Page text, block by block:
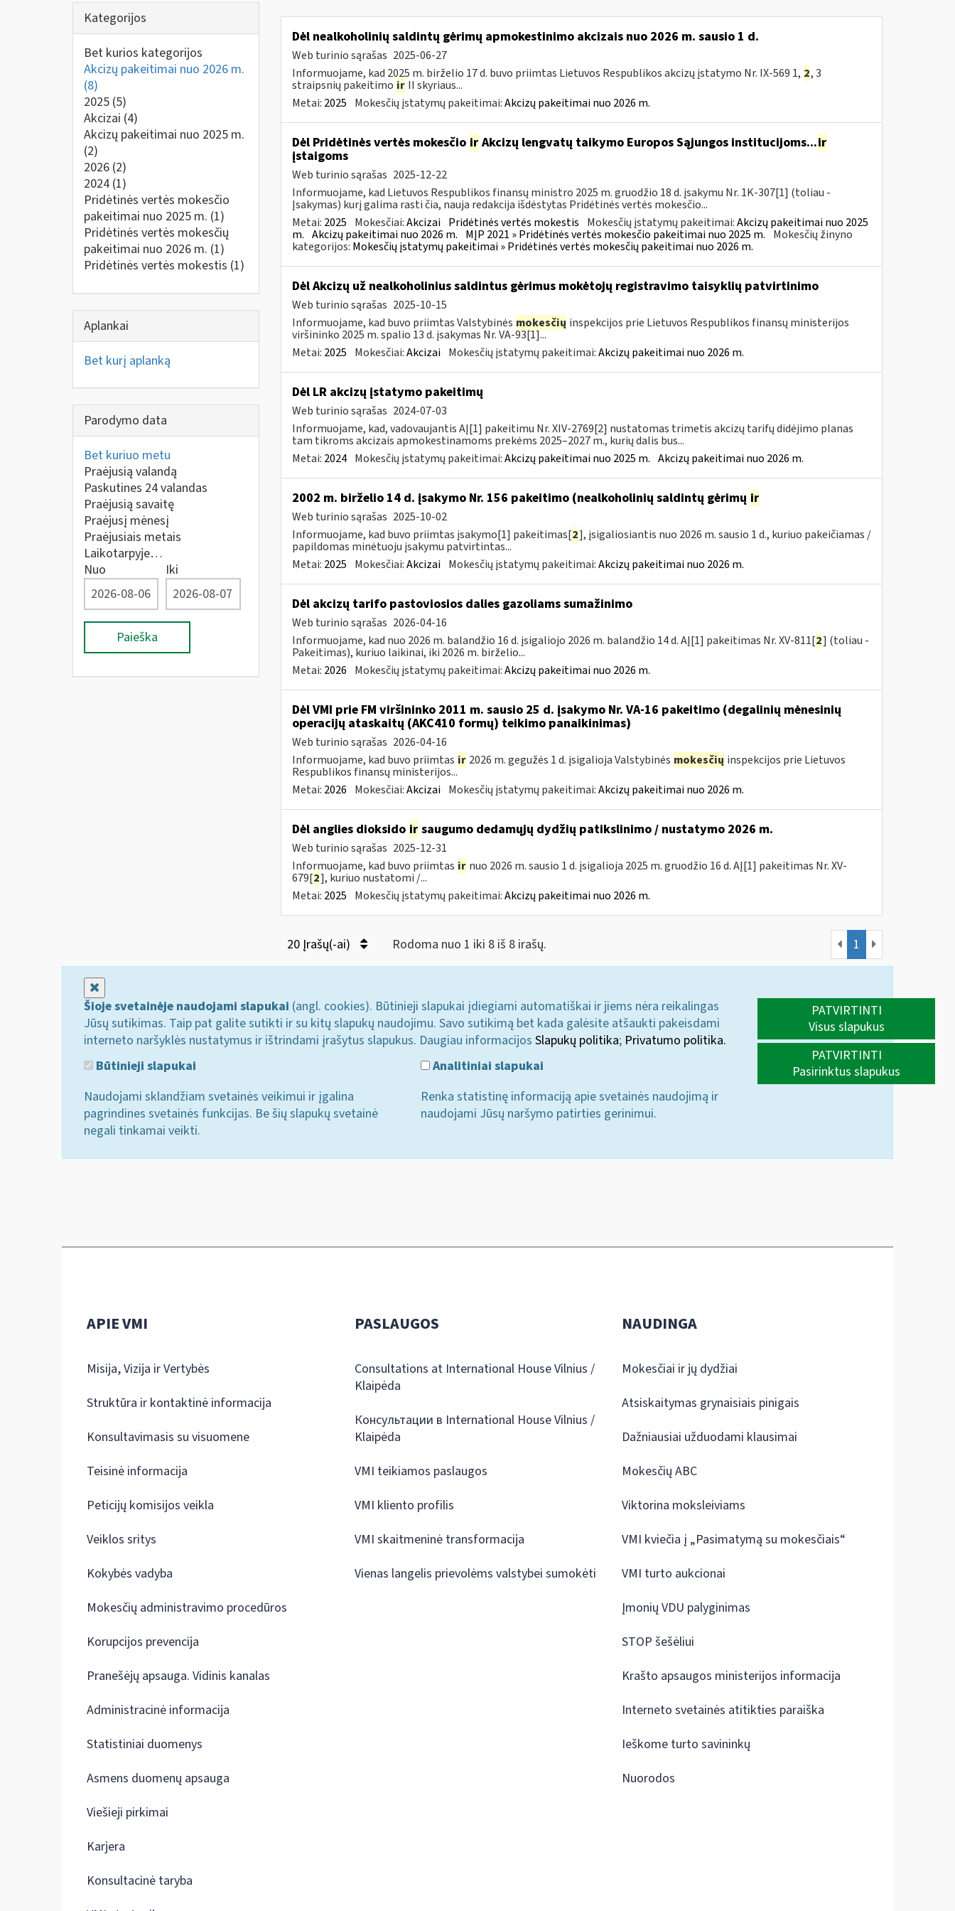
Kategorijos
Bet kurios kategorijos
Akcizų pakeitimai nuo 2026 m.
(8)
2025 (5)
Akcizai (4)
Akcizų pakeitimai nuo 2025 m.
(2)
2026 (2)
2024 (1)
Pridėtinės vertės mokesčio
pakeitimai nuo 2025 m. (1)
Pridėtinės vertės mokesčių
pakeitimai nuo 2026 m. (1)
Pridėtinės vertės mokestis (1)
Aplankai
Bet kurį aplanką
Parodymo data
Bet kuriuo metu
Praėjusią valandą
Paskutines 24 valandas
Praėjusią savaitę
Praėjusį mėnesį
Praėjusiais metais
Laikotarpyje…
Nuo
Iki
Paieška
Dėl nealkoholinių saldintų gėrimų apmokestinimo akcizais nuo 2026 m. sausio 1 d.
Web turinio sąrašas 2025-06-27
Informuojame, kad 2025 m. birželio 17 d. buvo priimtas Lietuvos Respublikos akcizų įstatymo Nr. IX-569 1, 2, 3
straipsnių pakeitimo ir II skyriaus...
Metai: 2025 Mokesčių įstatymų pakeitimai:Akcizų pakeitimai nuo 2026 m.
Dėl Pridėtinės vertės mokesčio irAkcizų lengvatų taikymo Europos Sąjungos institucijoms...ir
įstaigoms
Web turinio sąrašas 2025-12-22
Informuojame, kad Lietuvos Respublikos finansų ministro 2025 m. gruodžio 18 d. įsakymu Nr. 1K-307[1] (toliau -
Įsakymas) kurį galima rasti čia, nauja redakcija išdėstytas Pridėtinės vertės mokesčio...
Metai: 2025 Mokesčiai:Akcizai Pridėtinės vertės mokestis Mokesčių įstatymų pakeitimai:Akcizų pakeitimai nuo 2025
m. Akcizų pakeitimai nuo 2026 m. MĮP 2021 » Pridėtinės vertės mokesčio pakeitimai nuo 2025 m. Mokesčių žinyno
kategorijos: Mokesčių įstatymų pakeitimai » Pridėtinės vertės mokesčių pakeitimai nuo 2026 m.
Dėl Akcizų už nealkoholinius saldintus gėrimus mokėtojų registravimo taisyklių patvirtinimo
Web turinio sąrašas 2025-10-15
Informuojame, kad buvo priimtas Valstybinės mokesčių inspekcijos prie Lietuvos Respublikos finansų ministerijos
viršininko 2025 m. spalio 13 d. įsakymas Nr. VA-93[1]...
Metai: 2025 Mokesčiai:Akcizai Mokesčių įstatymų pakeitimai:Akcizų pakeitimai nuo 2026 m.
Dėl LR akcizų įstatymo pakeitimų
Web turinio sąrašas 2024-07-03
Informuojame, kad, vadovaujantis AĮ[1] pakeitimu Nr. XIV-2769[2] nustatomas trimetis akcizų tarifų didėjimo planas
tam tikroms akcizais apmokestinamoms prekėms 2025–2027 m., kurių dalis bus...
Metai: 2024 Mokesčių įstatymų pakeitimai:Akcizų pakeitimai nuo 2025 m. Akcizų pakeitimai nuo 2026 m.
2002 m. birželio 14 d. įsakymo Nr. 156 pakeitimo (nealkoholinių saldintų gėrimų ir
Web turinio sąrašas 2025-10-02
Informuojame, kad buvo priimtas įsakymo[1] pakeitimas[2], įsigaliosiantis nuo 2026 m. sausio 1 d., kuriuo pakeičiamas /
papildomas minėtuoju įsakymu patvirtintas...
Metai: 2025 Mokesčiai:Akcizai Mokesčių įstatymų pakeitimai:Akcizų pakeitimai nuo 2026 m.
Dėl akcizų tarifo pastoviosios dalies gazoliams sumažinimo
Web turinio sąrašas 2026-04-16
Informuojame, kad nuo 2026 m. balandžio 16 d. įsigaliojo 2026 m. balandžio 14 d. AĮ[1] pakeitimas Nr. XV-811[2] (toliau -
Pakeitimas), kuriuo laikinai, iki 2026 m. birželio...
Metai: 2026 Mokesčių įstatymų pakeitimai:Akcizų pakeitimai nuo 2026 m.
Dėl VMI prie FM viršininko 2011 m. sausio 25 d. įsakymo Nr. VA-16 pakeitimo (degalinių mėnesinių
operacijų ataskaitų (AKC410 formų) teikimo panaikinimas)
Web turinio sąrašas 2026-04-16
Informuojame, kad buvo priimtas ir 2026 m. gegužės 1 d. įsigalioja Valstybinės mokesčių inspekcijos prie Lietuvos
Respublikos finansų ministerijos...
Metai: 2026 Mokesčiai:Akcizai Mokesčių įstatymų pakeitimai:Akcizų pakeitimai nuo 2026 m.
Dėl anglies dioksido irsaugumo dedamųjų dydžių patikslinimo / nustatymo 2026 m.
Web turinio sąrašas 2025-12-31
Informuojame, kad buvo priimtas ir nuo 2026 m. sausio 1 d. įsigalioja 2025 m. gruodžio 16 d. AĮ[1] pakeitimas Nr. XV-
679[2], kuriuo nustatomi /...
Metai: 2025 Mokesčių įstatymų pakeitimai:Akcizų pakeitimai nuo 2026 m.
20 Įrašų(-ai) Rodoma nuo 1 iki 8 iš 8 irašų. 1
Šioje svetainėje naudojami slapukai (angl. cookies). Būtinieji slapukai įdiegiami automatiškai ir jiems nėra reikalingas
Jūsų sutikimas. Taip pat galite sutikti ir su kitų slapukų naudojimu. Savo sutikimą bet kada galėsite atšaukti pakeisdami
interneto naršyklės nustatymus ir ištrindami įrašytus slapukus. Daugiau informacijos Slapukų politika; Privatumo politika.
Būtinieji slapukai
Naudojami sklandžiam svetainės veikimui ir įgalina
pagrindines svetainės funkcijas. Be šių slapukų svetainė
negali tinkamai veikti.
Analitiniai slapukai
Renka statistinę informaciją apie svetainės naudojimą ir
naudojami Jūsų naršymo patirties gerinimui.
PATVIRTINTI
Visus slapukus
PATVIRTINTI
Pasirinktus slapukus
APIE VMI
Misija, Vizija ir Vertybės
Struktūra ir kontaktinė informacija
Konsultavimasis su visuomene
Teisinė informacija
Peticijų komisijos veikla
Veiklos sritys
Kokybės vadyba
Mokesčių administravimo procedūros
Korupcijos prevencija
Pranešėjų apsauga. Vidinis kanalas
Administracinė informacija
Statistiniai duomenys
Asmens duomenų apsauga
Viešieji pirkimai
Karjera
Konsultacinė taryba
PASLAUGOS
Consultations at International House Vilnius /
Klaipėda
Консультации в International House Vilnius /
Klaipėda
VMI teikiamos paslaugos
VMI kliento profilis
VMI skaitmeninė transformacija
Vienas langelis prievolėms valstybei sumokėti
NAUDINGA
Mokesčiai ir jų dydžiai
Atsiskaitymas grynaisiais pinigais
Dažniausiai užduodami klausimai
Mokesčių ABC
Viktorina moksleiviams
VMI kviečia į „Pasimatymą su mokesčiais“
VMI turto aukcionai
Įmonių VDU palyginimas
STOP šešėliui
Krašto apsaugos ministerijos informacija
Interneto svetainės atitikties paraiška
Ieškome turto savininkų
Nuorodos